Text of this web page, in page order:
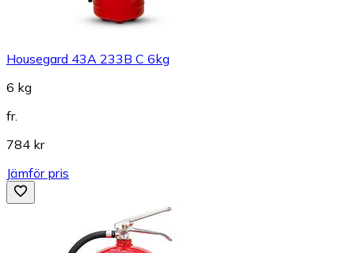
Housegard 43A 233B C 6kg
6 kg
fr.
784 kr
Jämför pris